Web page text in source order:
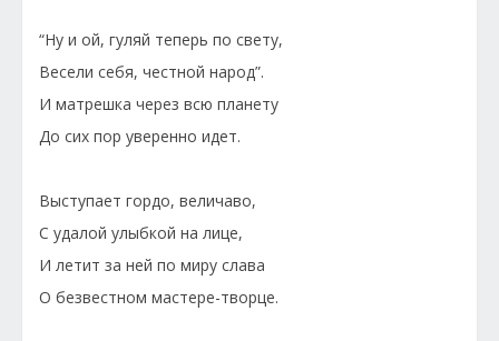
“Ну и ой, гуляй теперь по свету,
Весели себя, честной народ”.
И матрешка через всю планету
До сих пор уверенно идет.
Выступает гордо, величаво,
С удалой улыбкой на лице,
И летит за ней по миру слава
О безвестном мастере-творце.